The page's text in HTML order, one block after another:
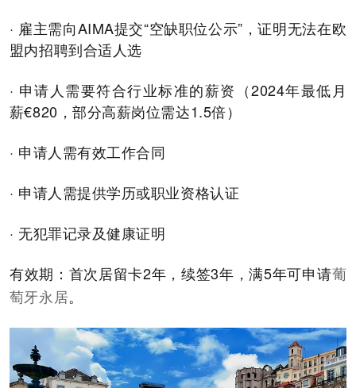
· 雇主需向AIMA提交“空缺职位公示”，证明无法在欧
盟内招聘到合适人选
· 申请人需要符合行业标准的薪资（2024年最低月
薪€820，部分高薪岗位需达1.5倍）
· 申请人需有效工作合同
· 申请人需提供学历或职业资格认证
· 无犯罪记录及健康证明
有效期：首次居留卡2年，续签3年，满5年可申请葡
萄牙永居。